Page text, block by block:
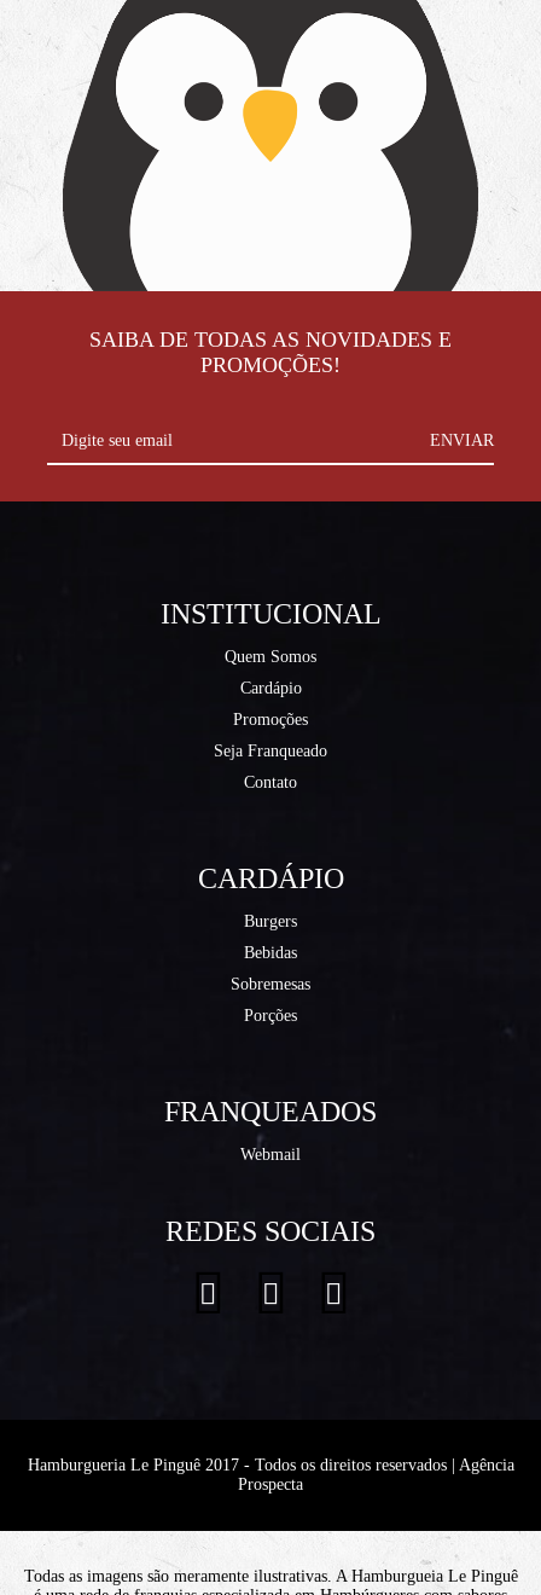
SAIBA DE TODAS AS NOVIDADES E
PROMOÇÕES!
Digite seu email ENVIAR
INSTITUCIONAL
Quem Somos
Cardápio
Promoções
Seja Franqueado
Contato
CARDÁPIO
Burgers
Bebidas
Sobremesas
Porções
FRANQUEADOS
Webmail
REDES SOCIAIS
Hamburgueria Le Pinguê 2017 - Todos os direitos reservados | Agência
Prospecta
Todas as imagens são meramente ilustrativas. A Hamburgueia Le Pinguê